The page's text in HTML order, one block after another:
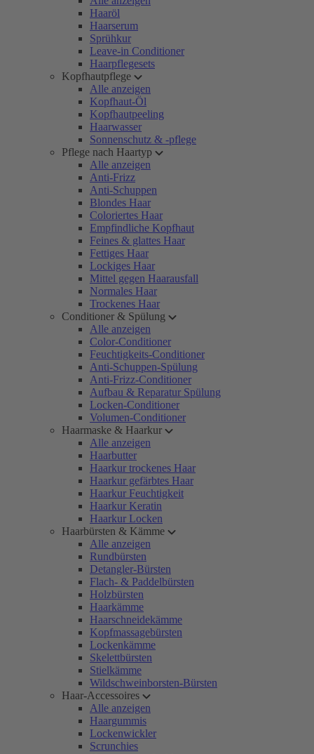
Haaröl
Haarserum
Sprühkur
Leave-in Conditioner
Haarpflegesets
Kopfhautpflege
Alle anzeigen
Kopfhaut-Öl
Kopfhautpeeling
Haarwasser
Sonnenschutz & -pflege
Pflege nach Haartyp
Alle anzeigen
Anti-Frizz
Anti-Schuppen
Blondes Haar
Coloriertes Haar
Empfindliche Kopfhaut
Feines & glattes Haar
Fettiges Haar
Lockiges Haar
Mittel gegen Haarausfall
Normales Haar
Trockenes Haar
Conditioner & Spülung
Alle anzeigen
Color-Conditioner
Feuchtigkeits-Conditioner
Anti-Schuppen-Spülung
Anti-Frizz-Conditioner
Aufbau & Reparatur Spülung
Locken-Conditioner
Volumen-Conditioner
Haarmaske & Haarkur
Alle anzeigen
Haarbutter
Haarkur trockenes Haar
Haarkur gefärbtes Haar
Haarkur Feuchtigkeit
Haarkur Keratin
Haarkur Locken
Haarbürsten & Kämme
Alle anzeigen
Rundbürsten
Detangler-Bürsten
Flach- & Paddelbürsten
Holzbürsten
Haarkämme
Haarschneidekämme
Kopfmassagebürsten
Lockenkämme
Skelettbürsten
Stielkämme
Wildschweinborsten-Bürsten
Haar-Accessoires
Alle anzeigen
Haargummis
Lockenwickler
Scrunchies